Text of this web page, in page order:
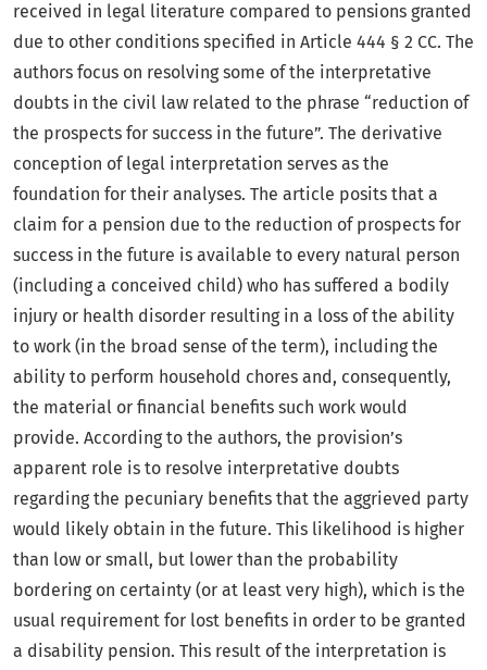
received in legal literature compared to pensions granted
due to other conditions specified in Article 444 § 2 CC. The
authors focus on resolving some of the interpretative
doubts in the civil law related to the phrase “reduction of
the prospects for success in the future”. The derivative
conception of legal interpretation serves as the
foundation for their analyses. The article posits that a
claim for a pension due to the reduction of prospects for
success in the future is available to every natural person
(including a conceived child) who has suffered a bodily
injury or health disorder resulting in a loss of the ability
to work (in the broad sense of the term), including the
ability to perform household chores and, consequently,
the material or financial benefits such work would
provide. According to the authors, the provision’s
apparent role is to resolve interpretative doubts
regarding the pecuniary benefits that the aggrieved party
would likely obtain in the future. This likelihood is higher
than low or small, but lower than the probability
bordering on certainty (or at least very high), which is the
usual requirement for lost benefits in order to be granted
a disability pension. This result of the interpretation is